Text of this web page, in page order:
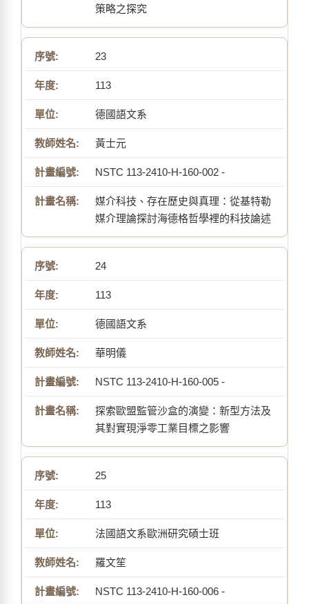
策略之探究
23
113
德國語文系
黃士元
NSTC 113-2410-H-160-002 -
媒介科技、存在歷史與真理：從基特勒
媒介理論探討海德格哲學裡的科技論述
24
113
德國語文系
華明儀
NSTC 113-2410-H-160-005 -
探索歐盟監管沙盒的演變：新型方法及
其對實現淨零工業目標之影響
25
113
法國語文系歐洲研究碩士班
羅文笙
NSTC 113-2410-H-160-006 -